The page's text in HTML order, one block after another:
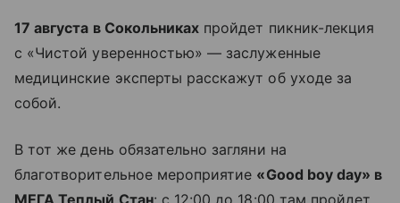
17 августа в Сокольниках пройдет пикник-лекция
с «Чистой уверенностью» — заслуженные
медицинские эксперты расскажут об уходе за
собой.
В тот же день обязательно загляни на
благотворительное мероприятие «Good boy day» в